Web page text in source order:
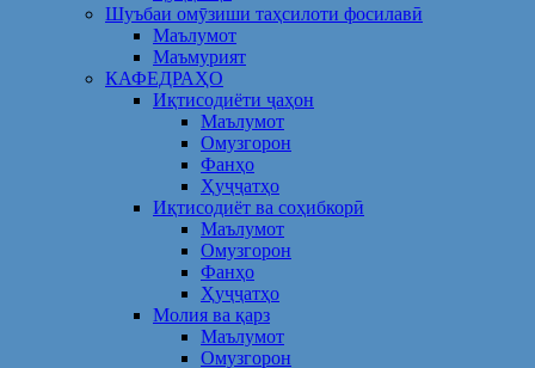
Шуъбаи омӯзиши таҳсилоти фосилавӣ
Маълумот
Маъмурият
КАФЕДРАҲО
Иқтисодиёти ҷаҳон
Маълумот
Омузгорон
Фанҳо
Ҳуҷҷатҳо
Иқтисодиёт ва соҳибкорӣ
Маълумот
Омузгорон
Фанҳо
Ҳуҷҷатҳо
Молия ва қарз
Маълумот
Омузгорон